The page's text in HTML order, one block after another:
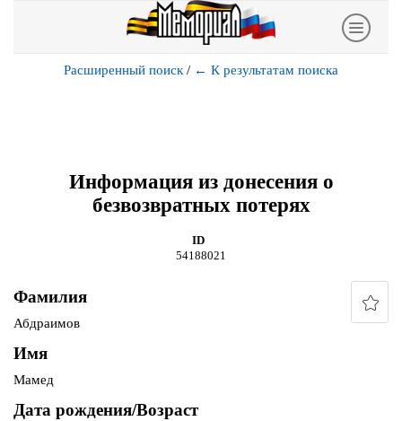
Расширенный поиск / ← К результатам поиска
Информация из донесения о
безвозвратных потерях
ID
54188021
Фамилия
Абдраимов
Имя
Мамед
Дата рождения/Возраст